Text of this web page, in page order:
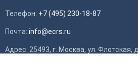
Телефон: +7 (495) 230-18-87
Почта: info@ecrs.ru
Адрес: 25493, г. Москва, ул. Флотская,